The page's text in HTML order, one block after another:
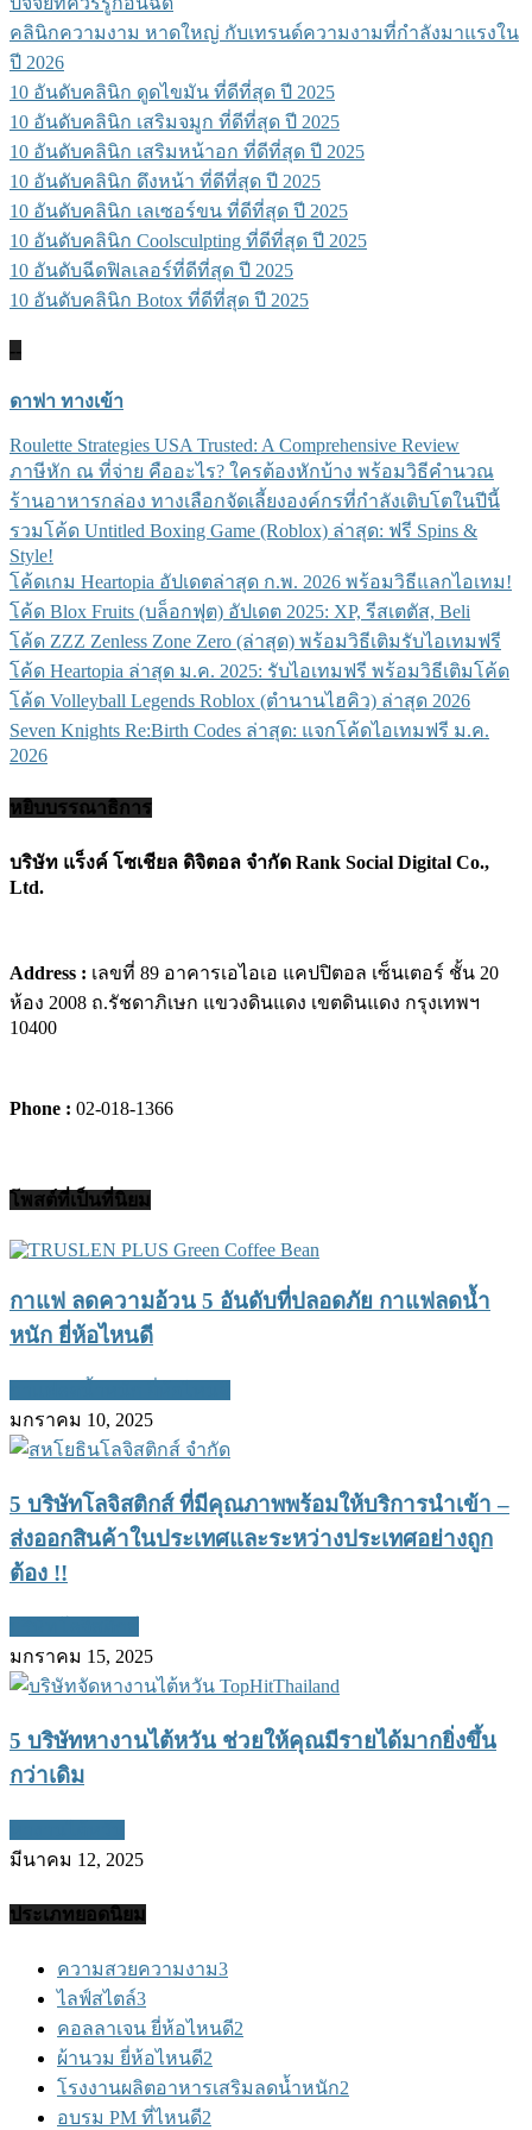
คลินิกความงาม หาดใหญ่ กับเทรนด์ความงามที่กำลังมาแรงใน
ปี 2026
10 อันดับคลินิก ดูดไขมัน ที่ดีที่สุด ปี 2025
10 อันดับคลินิก เสริมจมูก ที่ดีที่สุด ปี 2025
10 อันดับคลินิก เสริมหน้าอก ที่ดีที่สุด ปี 2025
10 อันดับคลินิก ดึงหน้า ที่ดีที่สุด ปี 2025
10 อันดับคลินิก เลเซอร์ขน ที่ดีที่สุด ปี 2025
10 อันดับคลินิก Coolsculpting ที่ดีที่สุด ปี 2025
10 อันดับฉีดฟิลเลอร์ที่ดีที่สุด ปี 2025
10 อันดับคลินิก Botox ที่ดีที่สุด ปี 2025
--
ดาฟา ทางเข้า
Roulette Strategies USA Trusted: A Comprehensive Review
ภาษีหัก ณ ที่จ่าย คืออะไร? ใครต้องหักบ้าง พร้อมวิธีคำนวณ
ร้านอาหารกล่อง ทางเลือกจัดเลี้ยงองค์กรที่กำลังเติบโตในปีนี้
รวมโค้ด Untitled Boxing Game (Roblox) ล่าสุด: ฟรี Spins &
Style!
โค้ดเกม Heartopia อัปเดตล่าสุด ก.พ. 2026 พร้อมวิธีแลกไอเทม!
โค้ด Blox Fruits (บล็อกฟุต) อัปเดต 2025: XP, รีสเตตัส, Beli
โค้ด ZZZ Zenless Zone Zero (ล่าสุด) พร้อมวิธีเติมรับไอเทมฟรี
โค้ด Heartopia ล่าสุด ม.ค. 2025: รับไอเทมฟรี พร้อมวิธีเติมโค้ด
โค้ด Volleyball Legends Roblox (ตำนานไฮคิว) ล่าสุด 2026
Seven Knights Re:Birth Codes ล่าสุด: แจกโค้ดไอเทมฟรี ม.ค.
2026
หยิบบรรณาธิการ
บริษัท แร็งค์ โซเชียล ดิจิตอล จำกัด Rank Social Digital Co.,
Ltd.
Address : เลขที่ 89 อาคารเอไอเอ แคปปิตอล เซ็นเตอร์ ชั้น 20
ห้อง 2008 ถ.รัชดาภิเษก แขวงดินแดง เขตดินแดง กรุงเทพฯ
10400
Phone : 02-018-1366
โพสต์ที่เป็นที่นิยม
กาแฟ ลดความอ้วน 5 อันดับที่ปลอดภัย กาแฟลดน้ำ
หนัก ยี่ห้อไหนดี
มกราคม 10, 2025
5 บริษัทโลจิสติกส์ ที่มีคุณภาพพร้อมให้บริการนำเข้า –
ส่งออกสินค้าในประเทศและระหว่างประเทศอย่างถูก
ต้อง !!
มกราคม 15, 2025
5 บริษัทหางานไต้หวัน ช่วยให้คุณมีรายได้มากยิ่งขึ้น
กว่าเดิม
มีนาคม 12, 2025
ประเภทยอดนิยม
ความสวยความงาม3
ไลฟ์สไตล์3
คอลลาเจน ยี่ห้อไหนดี2
ผ้านวม ยี่ห้อไหนดี2
โรงงานผลิตอาหารเสริมลดน้ำหนัก2
อบรม PM ที่ไหนดี2